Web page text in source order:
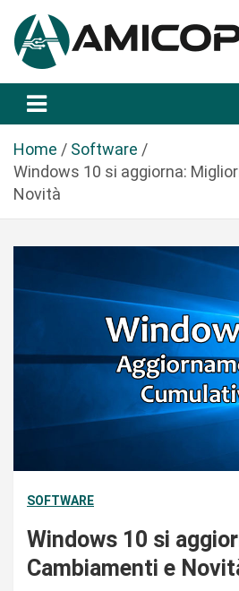
a
Amicopc.com
Home
Software
Windows 10 si aggiorna:
Novità
SOFTWARE
Windows 10 si
Cambiamenti e